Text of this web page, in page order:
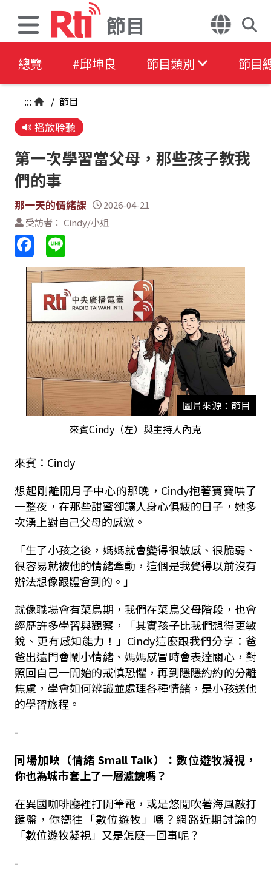
節目
總覽 #邱坤良 節目類別 節目
::: / 節目
播放聆聽
第一次學習當父母，那些孩子教我
們的事
那一天的情緒課
2026-04-21
受訪者： Cindy/小姐
圖片來源：節目
來賓Cindy（左）與主持人內克
來賓：Cindy
想起剛離開月子中心的那晚，Cindy抱著寶寶哄了
一整夜，在那些甜蜜卻讓人身心俱疲的日子，她多
次湧上對自己父母的感激。
「生了小孩之後，媽媽就會變得很敏感、很脆弱、
很容易就被他的情緒牽動，這個是我覺得以前沒有
辦法想像跟體會到的。」
就像職場會有菜鳥期，我們在菜鳥父母階段，也會
經歷許多學習與觀察，「其實孩子比我們想得更敏
銳、更有感知能力！」Cindy這麼跟我們分享：爸
爸出遠門會鬧小情緒、媽媽感冒時會表達關心，對
照回自己一開始的戒慎恐懼，再到隱隱約約的分離
焦慮，學會如何辨識並處理各種情緒，是小孩送他
的學習旅程。
-
同場加映（情緒 Small Talk）：數位遊牧凝視，
你也為城市套上了一層濾鏡嗎？
在異國咖啡廳裡打開筆電，或是悠閒吹著海風敲打
鍵盤，你嚮往「數位遊牧」嗎？網路近期討論的
「數位遊牧凝視」又是怎麼一回事呢？
-